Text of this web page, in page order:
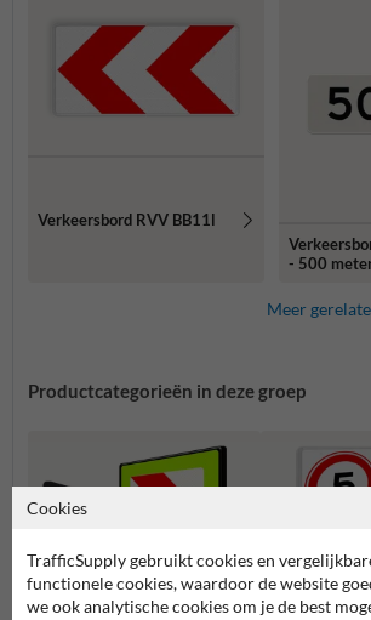
Verkeersbord RVV BB11l
- 500
Meer
Productcategorieën in deze groep
Cookies
TrafficSupply gebruikt cookies en
functionele cookies, waardoor de website
we ook analytische cookies om je de best